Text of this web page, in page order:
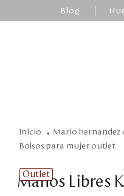
Blog
mario
bolsos para mujer outlet
Outlet
Manos Libres